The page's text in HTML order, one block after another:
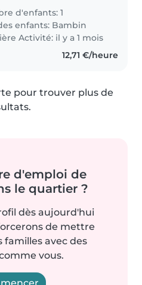
bientôt à marcher il
de petits morceaux
d'enfants: 1
enfants: Bambin
Activité: il y a 1 mois
12,71 €/heure
pour trouver plus de
d'emploi de
le quartier ?
dès aujourd'hui
de mettre
familles avec des
vous.